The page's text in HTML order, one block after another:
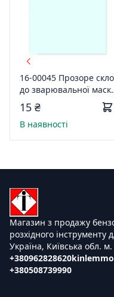
16-00045 Прозоре скло
до зварювальної
90x110mm "BlackStar"
15 ₴
В наявності
Магазин з продажу
розхідного інструменту
Україна, Київська обл.
+380962828620
+380508739990